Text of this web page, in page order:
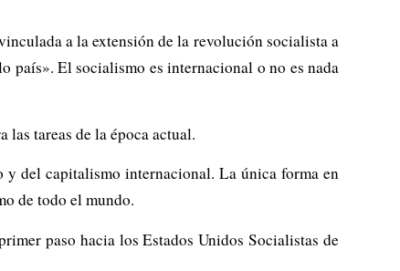
a la extensión de la revolución socialista a
país». El socialismo es internacional o no es nada
las tareas de la época actual.
del capitalismo internacional. La única forma en
de todo el mundo.
paso hacia los Estados Unidos Socialistas de